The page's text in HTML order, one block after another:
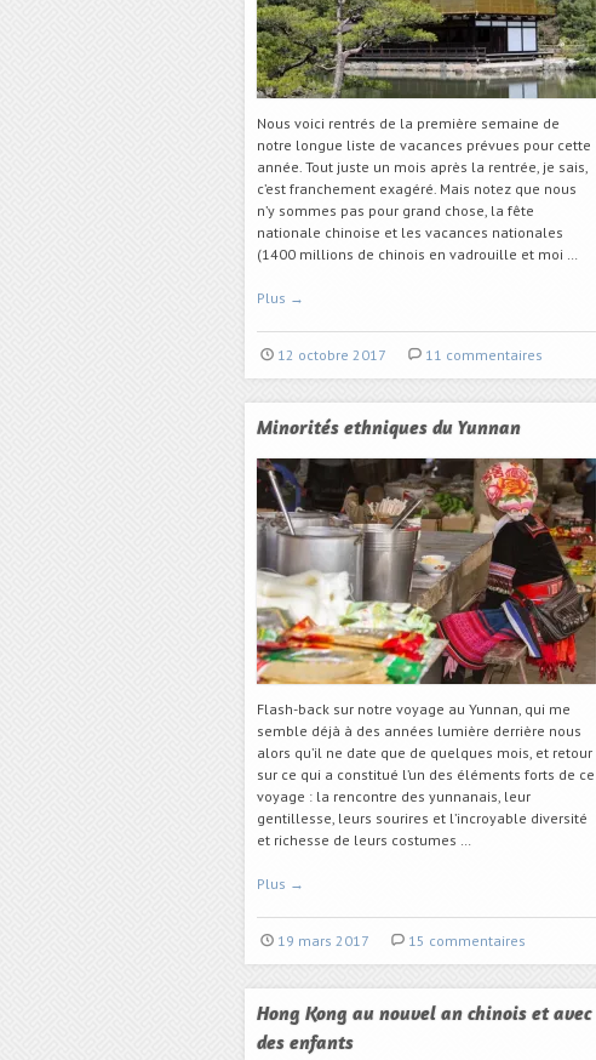
Nous voici rentrés de la première semaine de
notre longue liste de vacances prévues pour cette
année. Tout juste un mois après la rentrée, je sais,
c’est franchement exagéré. Mais notez que nous
n’y sommes pas pour grand chose, la fête
nationale chinoise et les vacances nationales
(1400 millions de chinois en vadrouille et moi …
Plus →
12 octobre 2017 11 commentaires
Minorités ethniques du Yunnan
Flash-back sur notre voyage au Yunnan, qui me
semble déjà à des années lumière derrière nous
alors qu’il ne date que de quelques mois, et retour
sur ce qui a constitué l’un des éléments forts de ce
voyage : la rencontre des yunnanais, leur
gentillesse, leurs sourires et l’incroyable diversité
et richesse de leurs costumes …
Plus →
19 mars 2017 15 commentaires
Hong Kong au nouvel an chinois et avec
des enfants